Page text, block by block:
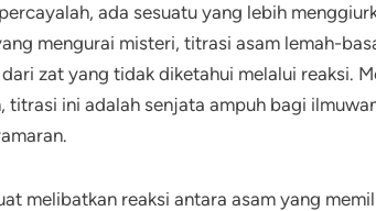
ada sesuatu yang lebih
mengurai misteri, titrasi asam lemah-
zat yang tidak diketahui melalui reaksi.
titrasi ini adalah senjata ampuh bagi
melibatkan reaksi antara asam yang